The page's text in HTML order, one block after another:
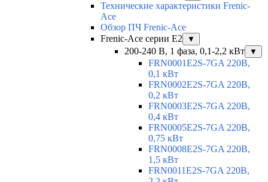
Технические характеристики Frenic-
Ace
Обзор ПЧ Frenic-Ace
Frenic-Ace серии E2
▼
200-240 В, 1 фаза, 0,1-2,2 кВт ▼
FRN0001E2S-7GA 220В,
0,1 кВт
FRN0002E2S-7GA 220В,
0,2 кВт
FRN0003E2S-7GA 220В,
0,4 кВт
FRN0005E2S-7GA 220В,
0,75 кВт
FRN0008E2S-7GA 220В,
1,5 кВт
FRN0011E2S-7GA 220В,